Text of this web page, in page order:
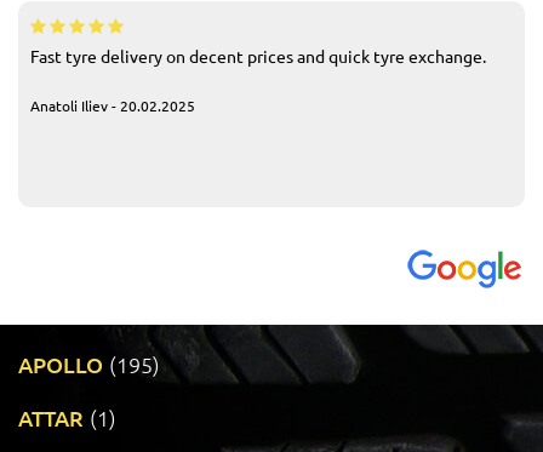
Fast tyre delivery on decent prices and quick tyre exchange.
Anatoli Iliev - 20.02.2025
APOLLO (195)
ATTAR (1)